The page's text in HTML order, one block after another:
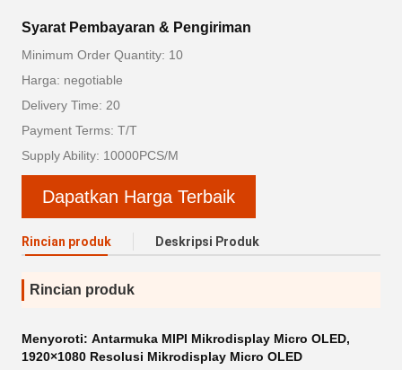
Syarat Pembayaran & Pengiriman
Minimum Order Quantity: 10
Harga: negotiable
Delivery Time: 20
Payment Terms: T/T
Supply Ability: 10000PCS/M
Dapatkan Harga Terbaik
Rincian produk Deskripsi Produk
Rincian produk
Menyoroti: Antarmuka MIPI Mikrodisplay Micro OLED,
1920×1080 Resolusi Mikrodisplay Micro OLED